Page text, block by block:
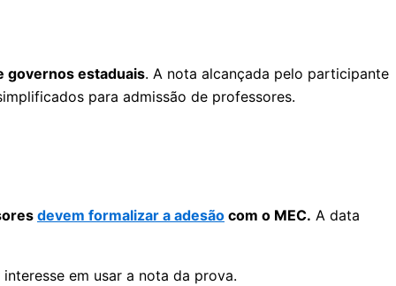
governos estaduais. A nota alcançada pelo participante
para admissão de professores.
devem formalizar a adesão com o MEC. A data
em usar a nota da prova.